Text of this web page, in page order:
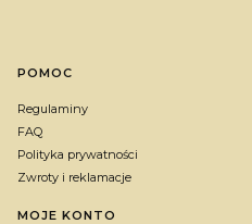
Linki w stopce
POMOC
Regulaminy
FAQ
Polityka prywatności
Zwroty i reklamacje
MOJE KONTO